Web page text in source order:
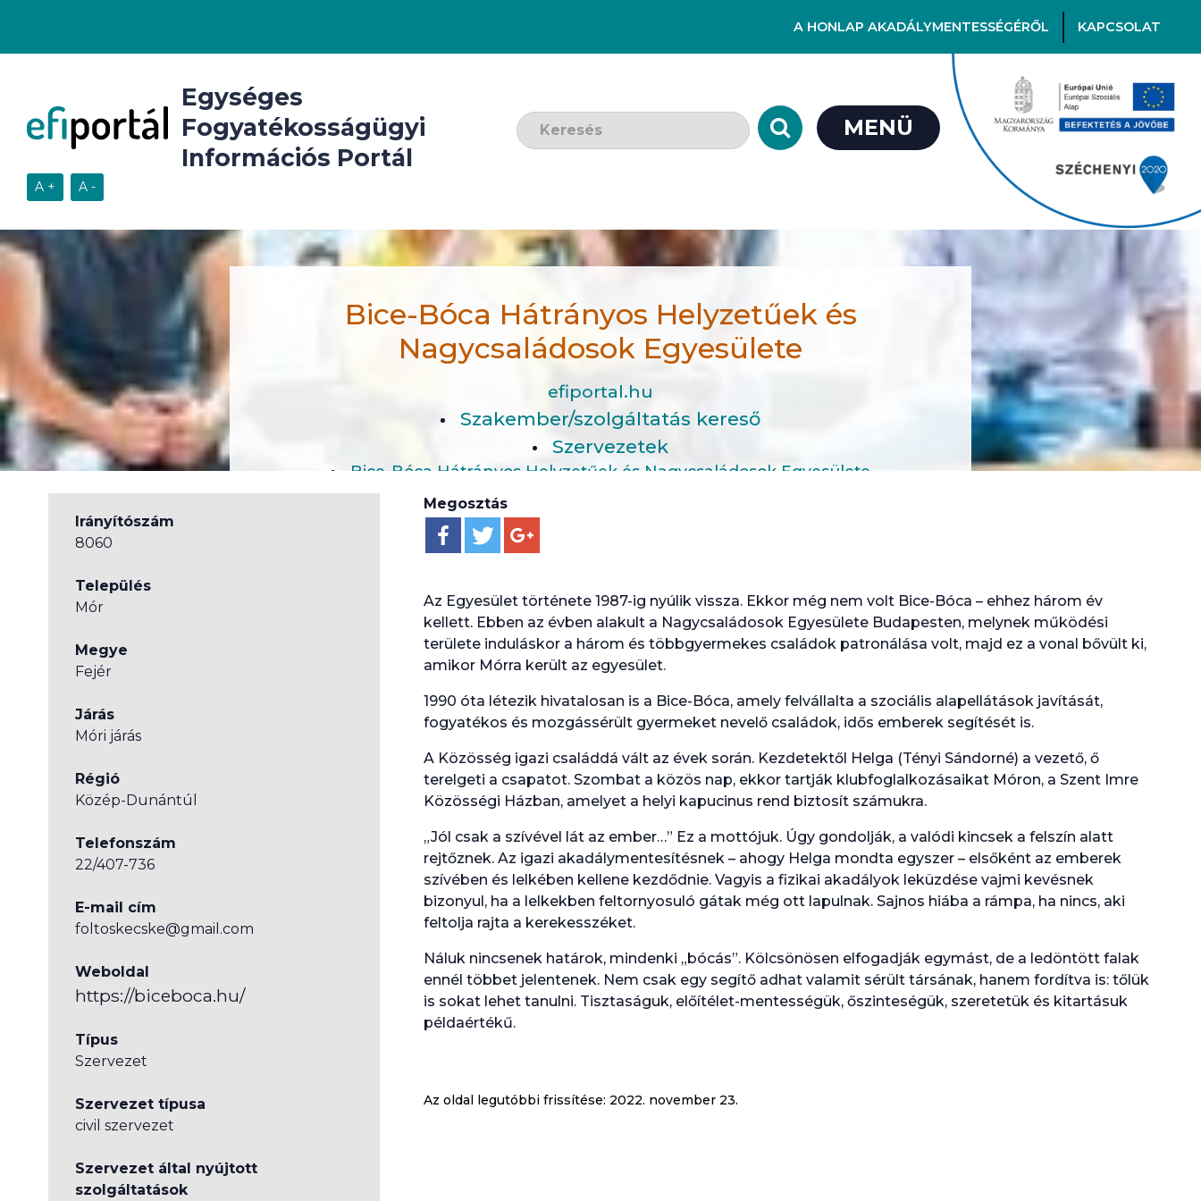
A HONLAP AKADÁLYMENTESSÉGÉRŐL KAPCSOLAT
Egységes
Fogyatékosságügyi
Információs Portál
Keresendő szó: MENÜ
Bice-Bóca Hátrányos Helyzetűek és
Nagycsaládosok Egyesülete
efiportal.hu
Szakember/szolgáltatás kereső
Szervezetek
Bice-Bóca Hátrányos Helyzetűek és Nagycsaládosok Egyesülete
Irányítószám
8060
Település
Mór
Megye
Fejér
Járás
Móri járás
Régió
Közép-Dunántúl
Telefonszám
22/407-736
E-mail cím
foltoskecske@gmail.com
Weboldal
https://biceboca.hu/
Típus
Szervezet
Szervezet típusa
civil szervezet
Szervezet által nyújtott
szolgáltatások
Megosztás
Az Egyesület története 1987-ig nyúlik vissza. Ekkor még nem volt Bice-Bóca – ehhez három év
kellett. Ebben az évben alakult a Nagycsaládosok Egyesülete Budapesten, melynek működési
területe induláskor a három és többgyermekes családok patronálása volt, majd ez a vonal bővült ki,
amikor Mórra került az egyesület.
1990 óta létezik hivatalosan is a Bice-Bóca, amely felvállalta a szociális alapellátások javítását,
fogyatékos és mozgássérült gyermeket nevelő családok, idős emberek segítését is.
A Közösség igazi családdá vált az évek során. Kezdetektől Helga (Tényi Sándorné) a vezető, ő
terelgeti a csapatot. Szombat a közös nap, ekkor tartják klubfoglalkozásaikat Móron, a Szent Imre
Közösségi Házban, amelyet a helyi kapucinus rend biztosít számukra.
„Jól csak a szívével lát az ember…” Ez a mottójuk. Úgy gondolják, a valódi kincsek a felszín alatt
rejtőznek. Az igazi akadálymentesítésnek – ahogy Helga mondta egyszer – elsőként az emberek
szívében és lelkében kellene kezdődnie. Vagyis a fizikai akadályok leküzdése vajmi kevésnek
bizonyul, ha a lelkekben feltornyosuló gátak még ott lapulnak. Sajnos hiába a rámpa, ha nincs, aki
feltolja rajta a kerekesszéket.
Náluk nincsenek határok, mindenki „bócás”. Kölcsönösen elfogadják egymást, de a ledöntött falak
ennél többet jelentenek. Nem csak egy segítő adhat valamit sérült társának, hanem fordítva is: tőlük
is sokat lehet tanulni. Tisztaságuk, előítélet-mentességük, őszinteségük, szeretetük és kitartásuk
példaértékű.
Az oldal legutóbbi frissítése: 2022. november 23.